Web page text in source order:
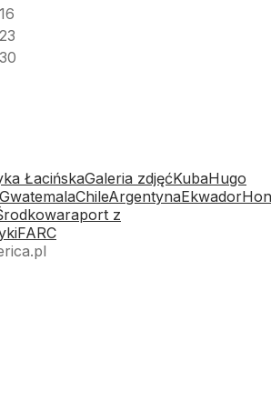
16
23
30
ŁacińskaGaleria zdjęćKubaHugo
GwatemalaChileArgentynaEkwador
raport z
FARC